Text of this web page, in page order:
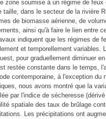
zone soumise à un régime de
taille, dans le secteur de la rivière
de biomasse aérienne, de
ainsi qu'à faire le lien entre
indiquent que les régimes de
et temporellement variables.
pour graduellement diminuer
restée constante dans le temps,
contemporaine, à l'exception
nous avons montré que la
par l'indice de sécheresse
spatiale des taux de brûlage
Les précipitations ont